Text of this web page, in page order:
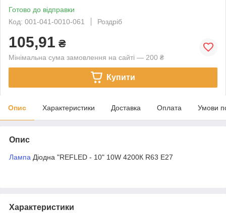
Готово до відправки
Код: 001-041-0010-061
Роздріб
105,91 ₴
Мінімальна сума замовлення на сайті — 200 ₴
Купити
Опис Характеристики Доставка Оплата Умови
Опис
Лампа Діодна "REFLED - 10" 10W 4200К R63 E27
Характеристики